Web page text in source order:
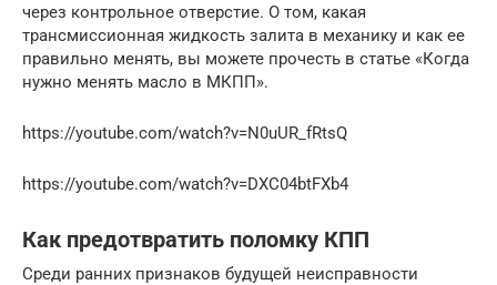
через контрольное отверстие. О том, какая
трансмиссионная жидкость залита в механику и как ее
правильно менять, вы можете прочесть в статье «Когда
нужно менять масло в МКПП».
https://youtube.com/watch?v=N0uUR_fRtsQ
https://youtube.com/watch?v=DXC04btFXb4
Как предотвратить поломку КПП
Среди ранних признаков будущей неисправности